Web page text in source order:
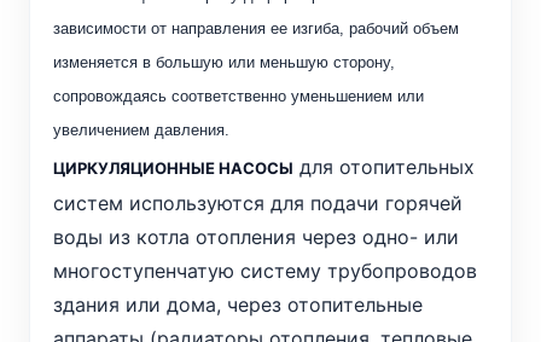
зависимости от направления ее изгиба, рабочий объем
изменяется в большую или меньшую сторону,
сопровождаясь соответственно уменьшением или
увеличением давления.
ЦИРКУЛЯЦИОННЫЕ НАСОСЫ для отопительных
систем используются для подачи горячей
воды из котла отопления через одно- или
многоступенчатую систему трубопроводов
здания или дома, через отопительные